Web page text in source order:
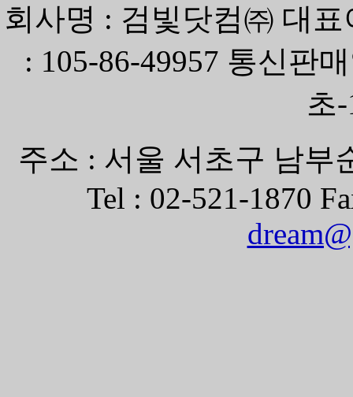
회사명 : 검빛닷컴㈜ 대
: 105-86-49957 통신판
초
주소 : 서울 서초구 남부
Tel : 02-521-1870